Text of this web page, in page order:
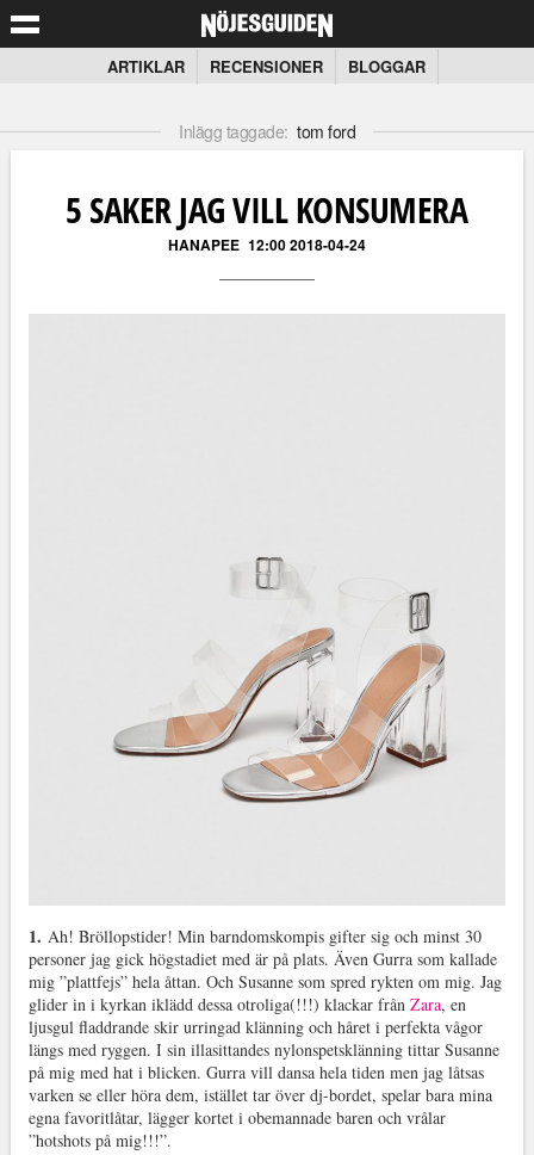
ARTIKLAR RECENSIONER BLOGGAR
Inlägg taggade: tom ford
5 SAKER JAG VILL KONSUMERA
HANAPEE 12:00 2018-04-24
1. Ah! Bröllopstider! Min barndomskompis gifter sig och minst 30
personer jag gick högstadiet med är på plats. Även Gurra som kallade
mig ”plattfejs” hela åttan. Och Susanne som spred rykten om mig. Jag
glider in i kyrkan iklädd dessa otroliga(!!!) klackar från Zara, en
ljusgul fladdrande skir urringad klänning och håret i perfekta vågor
längs med ryggen. I sin illasittandes nylonspetsklänning tittar Susanne
på mig med hat i blicken. Gurra vill dansa hela tiden men jag låtsas
varken se eller höra dem, istället tar över dj-bordet, spelar bara mina
egna favoritlåtar, lägger kortet i obemannade baren och vrålar
”hotshots på mig!!!”.